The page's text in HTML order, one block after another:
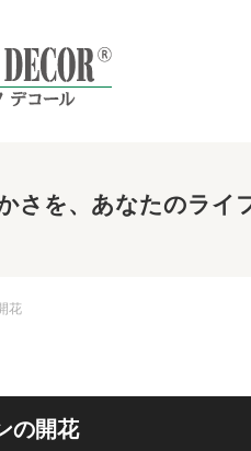
さを、あなたのライ
花
の開花